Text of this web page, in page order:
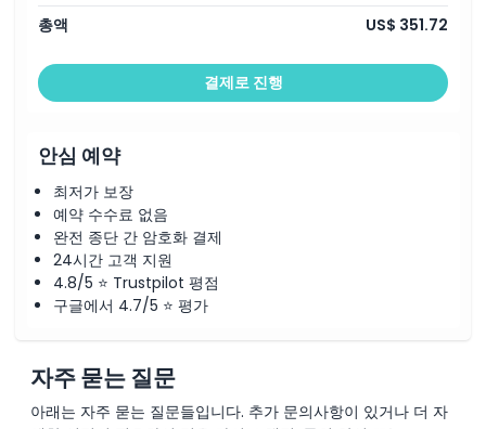
총액 US$ 351.72
결제로 진행
안심 예약
최저가 보장
예약 수수료 없음
완전 종단 간 암호화 결제
24시간 고객 지원
4.8/5 ⭐ Trustpilot 평점
구글에서 4.7/5 ⭐ 평가
자주 묻는 질문
아래는 자주 묻는 질문들입니다. 추가 문의사항이 있거나 더 자